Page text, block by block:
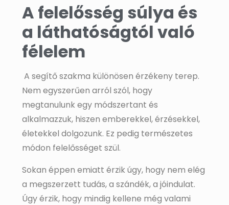
A felelősség súlya és
a láthatóságtól való
félelem
A segítő szakma különösen érzékeny terep.
Nem egyszerűen arról szól, hogy
megtanulunk egy módszertant és
alkalmazzuk, hiszen emberekkel, érzésekkel,
életekkel dolgozunk. Ez pedig természetes
módon felelősséget szül.
Sokan éppen emiatt érzik úgy, hogy nem elég
a megszerzett tudás, a szándék, a jóindulat.
Úgy érzik, hogy mindig kellene még valami